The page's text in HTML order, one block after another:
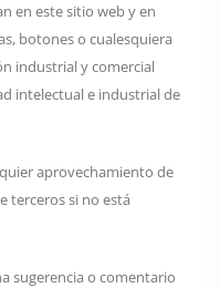
en este sitio web y en
botones o cualesquiera
industrial y comercial
intelectual e industrial de
aprovechamiento de
terceros si no está
sugerencia o comentario